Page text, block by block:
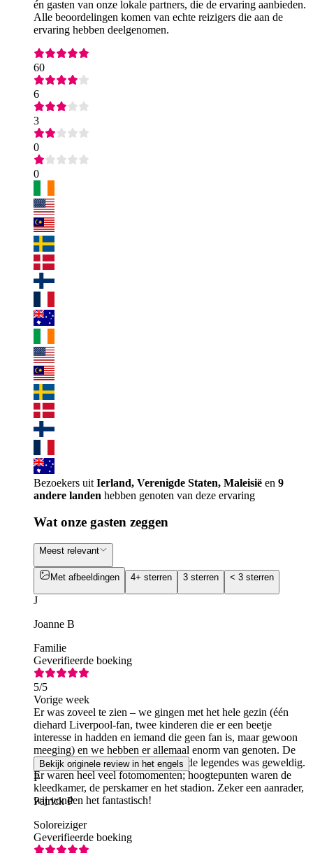
én gasten van onze lokale partners, die de ervaring aanbieden.
Alle beoordelingen komen van echte reizigers die aan de
ervaring hebben deelgenomen.
60
6
3
0
0
Bezoekers uit Ierland, Verenigde Staten, Maleisië en 9
andere landen hebben genoten van deze ervaring
Wat onze gasten zeggen
Meest relevant
Met afbeeldingen 4+ sterren 3 sterren < 3 sterren
J
Joanne B
Familie
Geverifieerde boeking
5/5
Vorige week
Er was zoveel te zien – we gingen met het hele gezin (één
diehard Liverpool-fan, twee kinderen die er een beetje
interesse in hadden en iemand die geen fan is, maar gewoon
meeging) en we hebben er allemaal enorm van genoten. De
lezing door Mark Lawrenson over de legendes was geweldig.
Er waren heel veel fotomomenten; hoogtepunten waren de
kleedkamer, de perskamer en het stadion. Zeker een aanrader,
wij vonden het fantastisch!
Bekijk originele review in het engels
P
Patrick P
Soloreiziger
Geverifieerde boeking